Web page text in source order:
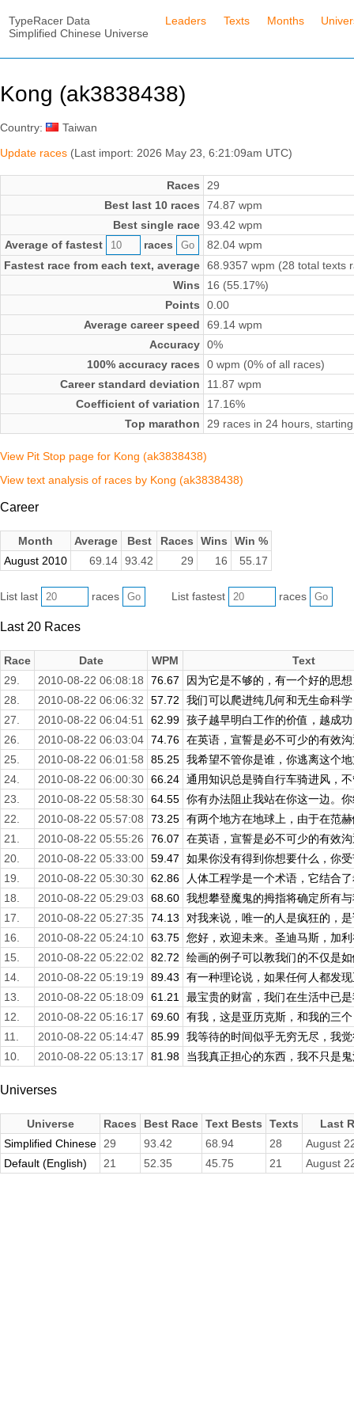
TypeRacer Data
Simplified Chinese Universe
Leaders Texts Months
Kong (ak3838438)
Country:
Taiwan
Update races (Last import: 2026 May 23, 6:21:09am UTC)
Races
29
Best last 10 races
74.87 wpm
Best single race 93.42 wpm
Average of fastest
races
82.04 wpm
Fastest race from each text, average 68.9357 wpm (28 total texts
Wins
16 (55.17%)
Points
0.00
Average career speed
69.14 wpm
Accuracy 0%
100% accuracy races
0 wpm (0% of all races)
Career standard deviation
11.87 wpm
Coefficient of variation
17.16%
Top marathon
29 races in 24 hours,
View Pit Stop page for Kong (ak3838438)
View text analysis of races by Kong (ak3838438)
Career
Month Average Best Races Wins
Win %
August 2010
69.14 93.42 29 16 55.17
List last races List fastest races
Last 20 Races
Race Date WPM
Text
29.
2010-08-22 06:08:18 76.67
因为它是不够的，有一个好的思
28.
2010-08-22 06:06:32 57.72
我们可以爬进纯几何和无生命科
27.
2010-08-22 06:04:51 62.99 孩子越早明白工作的价值，越成
26.
2010-08-22 06:03:04 74.76 在英语，宣誓是必不可少的有效
25.
2010-08-22 06:01:58 85.25 我希望不管你是谁，你逃离这个
24.
2010-08-22 06:00:30 66.24 通用知识总是骑自行车骑进风，
23.
2010-08-22 05:58:30 64.55 你有办法阻止我站在你这一边。
22.
2010-08-22 05:57:08 73.25 有两个地方在地球上，由于在范
21.
2010-08-22 05:55:26 76.07
在英语，宣誓是必不可少的有效
20.
2010-08-22 05:33:00 59.47
如果你没有得到你想要什么，你
19.
2010-08-22 05:30:30 62.86
人体工程学是一个术语，它结合
18.
2010-08-22 05:29:03 68.60 我想攀登魔鬼的拇指将确定所有
17.
2010-08-22 05:27:35 74.13
对我来说，唯一的人是疯狂的，
16.
2010-08-22 05:24:10 63.75 您好，欢迎未来。圣迪马斯，加
15.
2010-08-22 05:22:02 82.72
绘画的例子可以教我们的不仅是
14.
2010-08-22 05:19:19 89.43
有一种理论说，如果任何人都发
13.
2010-08-22 05:18:09 61.21
最宝贵的财富，我们在生活中已
12.
2010-08-22 05:16:17 69.60 有我，这是亚历克斯，和我的三
11.
2010-08-22 05:14:47 85.99 我等待的时间似乎无穷无尽，我
10.
2010-08-22 05:13:17 81.98 当我真正担心的东西，我不只是
Universes
Universe Races Best Race Text Bests Texts
Last
Simplified Chinese
29 93.42 68.94 28
August
Default (English)
21 52.35 45.75 21 August